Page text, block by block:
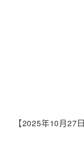
【2025年10月27